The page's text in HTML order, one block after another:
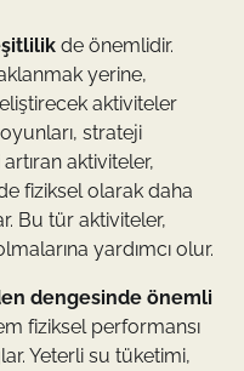
de önemlidir.
yerine,
aktiviteler
strateji
aktiviteler,
fiziksel olarak daha
Bu tür aktiviteler,
yardımcı olur.
dengesinde önemli
fiziksel performansı
Yeterli su tüketimi,